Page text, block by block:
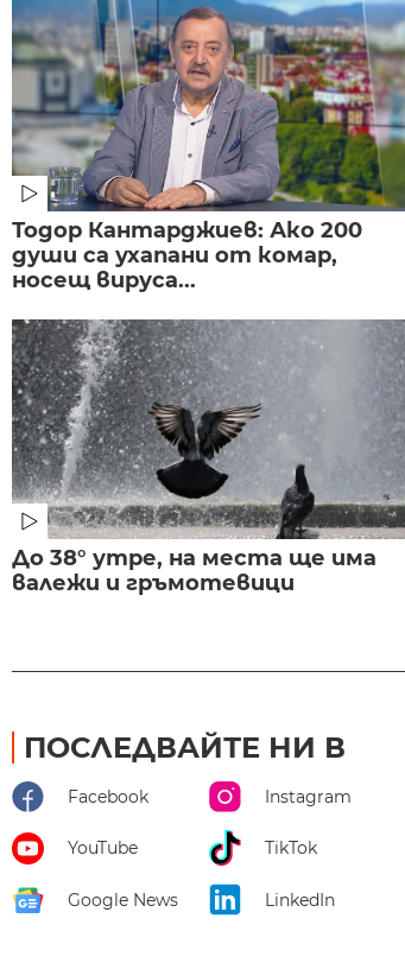
Тодор Кантарджиев: Ако 200
души са ухапани от комар,
носещ вируса...
До 38° утре, на места ще има
валежи и гръмотевици
ПОСЛЕДВАЙТЕ НИ В
Facebook Instagram
YouTube TikTok
Google News LinkedIn